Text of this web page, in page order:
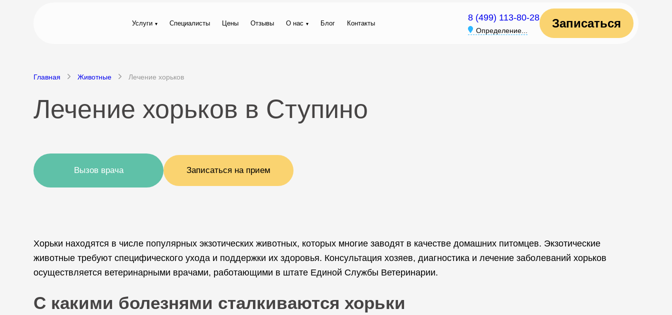
Услуги Специалисты Цены Отзывы О нас Блог Контакты
8 (499) 113-80-28
Определение...
Записаться
Главная Животные Лечение хорьков
Лечение хорьков в Ступино
Вызов врача Записаться на прием
Хорьки находятся в числе популярных экзотических животных, которых многие заводят в качестве домашних питомцев. Экзотические
животные требуют специфического ухода и поддержки их здоровья. Консультация хозяев, диагностика и лечение заболеваний хорьков
осуществляется ветеринарными врачами, работающими в штате Единой Службы Ветеринарии.
С какими болезнями сталкиваются хорьки